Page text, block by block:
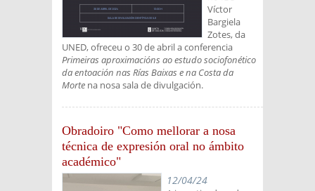
Víctor
Bargiela
Zotes, da
UNED, ofreceu o 30 de abril a conferencia
Primeiras aproximacións ao estudo sociofonético
da entoación nas Rías Baixas e na Costa da
Morte na nosa sala de divulgación.
Obradoiro "Como mellorar a nosa
técnica de expresión oral no ámbito
académico"
12/04/24